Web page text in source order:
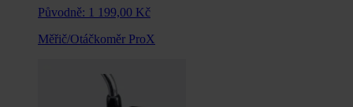
Původně: 1 199,00 Kč
Měřič/Otáčkoměr ProX